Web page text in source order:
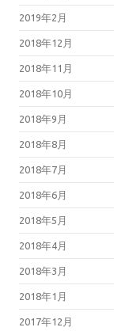
2019年2月
2018年12月
2018年11月
2018年10月
2018年9月
2018年8月
2018年7月
2018年6月
2018年5月
2018年4月
2018年3月
2018年1月
2017年12月